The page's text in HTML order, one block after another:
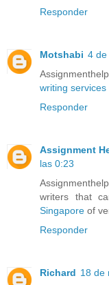
Responder
Motshabi 4 de
writing services
Responder
Assignment
las 0:23
writers that
Singapore of
Responder
Richard 18 de